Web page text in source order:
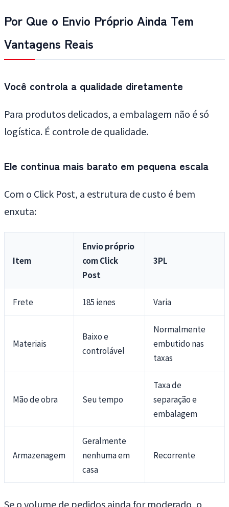
Por Que o Envio Próprio Ainda Tem
Vantagens Reais
Você controla a qualidade diretamente
Para produtos delicados, a embalagem não é só
logística. É controle de qualidade.
Ele continua mais barato em pequena escala
Com o Click Post, a estrutura de custo é bem
enxuta:
Item
Envio próprio
com Click
Post
3PL
Frete 185 ienes Varia
Materiais
Baixo e
controlável
Normalmente
embutido nas
taxas
Mão de obra Seu tempo
Taxa de
separação e
embalagem
Armazenagem
Geralmente
nenhuma em
casa
Recorrente
Se o volume de pedidos ainda for moderado, o